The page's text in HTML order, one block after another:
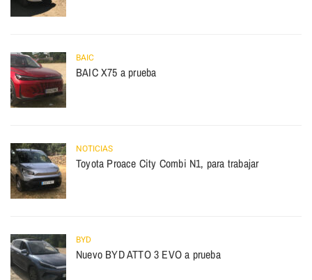
BAIC
BAIC X75 a prueba
NOTICIAS
Toyota Proace City Combi N1, para trabajar
BYD
Nuevo BYD ATTO 3 EVO a prueba